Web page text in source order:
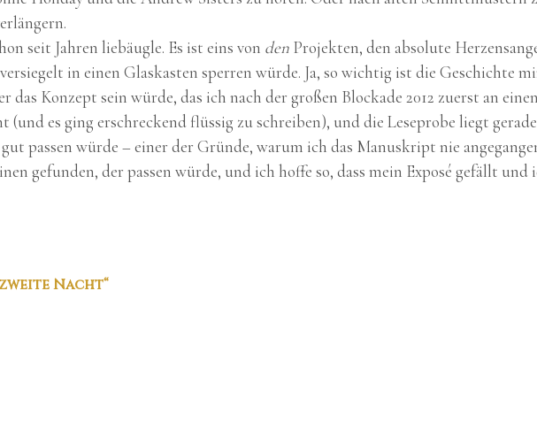
seit Jahren liebäugle. Es ist eins von den Projekten, den absolute
in einen Glaskasten sperren würde. Ja, so wichtig ist die Geschichte
das Konzept sein würde, das ich nach der großen Blockade 2012 zuerst an
(und es ging erschreckend flüssig zu schreiben), und die Leseprobe liegt
passen würde – einer der Gründe, warum ich das Manuskript nie
gefunden, der passen würde, und ich hoffe so, dass mein Exposé gefällt
Nacht“